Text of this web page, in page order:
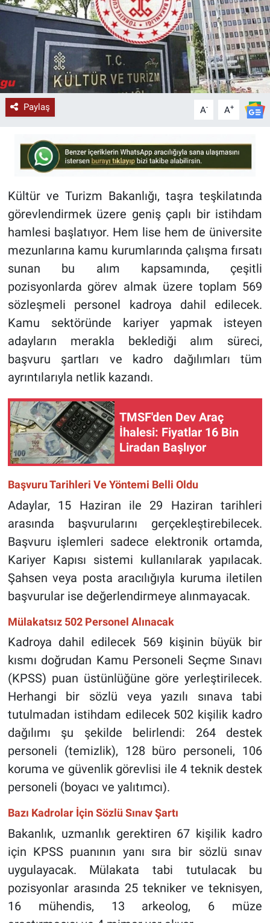
Paylaş A- A+
Kültür ve Turizm Bakanlığı, taşra teşkilatında
görevlendirmek üzere geniş çaplı bir istihdam
hamlesi başlatıyor. Hem lise hem de üniversite
mezunlarına kamu kurumlarında çalışma fırsatı
sunan bu alım kapsamında, çeşitli
pozisyonlarda görev almak üzere toplam 569
sözleşmeli personel kadroya dahil edilecek.
Kamu sektöründe kariyer yapmak isteyen
adayların merakla beklediği alım süreci,
başvuru şartları ve kadro dağılımları tüm
ayrıntılarıyla netlik kazandı.
TMSF'den Dev Araç
İhalesi: Fiyatlar 16 Bin
Liradan Başlıyor
Başvuru Tarihleri Ve Yöntemi Belli Oldu
Adaylar, 15 Haziran ile 29 Haziran tarihleri
arasında başvurularını gerçekleştirebilecek.
Başvuru işlemleri sadece elektronik ortamda,
Kariyer Kapısı sistemi kullanılarak yapılacak.
Şahsen veya posta aracılığıyla kuruma iletilen
başvurular ise değerlendirmeye alınmayacak.
Mülakatsız 502 Personel Alınacak
Kadroya dahil edilecek 569 kişinin büyük bir
kısmı doğrudan Kamu Personeli Seçme Sınavı
(KPSS) puan üstünlüğüne göre yerleştirilecek.
Herhangi bir sözlü veya yazılı sınava tabi
tutulmadan istihdam edilecek 502 kişilik kadro
dağılımı şu şekilde belirlendi: 264 destek
personeli (temizlik), 128 büro personeli, 106
koruma ve güvenlik görevlisi ile 4 teknik destek
personeli (boyacı ve yalıtımcı).
Bazı Kadrolar İçin Sözlü Sınav Şartı
Bakanlık, uzmanlık gerektiren 67 kişilik kadro
için KPSS puanının yanı sıra bir sözlü sınav
uygulayacak. Mülakata tabi tutulacak bu
pozisyonlar arasında 25 tekniker ve teknisyen,
16 mühendis, 13 arkeolog, 6 müze
RESMİ İLAN